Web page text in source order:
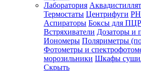
Все
покупки
одном
месте
Личный
менеджер
Отслеживание
Лаборатория
Термостаты Центрифуги
Аспираторы Боксы для
Встряхиватели Дозаторы и
Иономеры Поляриметры
Фотометры и
морозильники Шкафы
Скрыть